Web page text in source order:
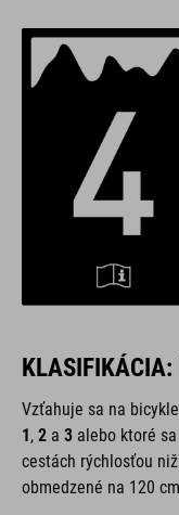
KLASIFIKÁCIA:
Vzťahuje sa na bicykle
1, 2 a 3 alebo ktoré
cestách rýchlosťou
obmedzené na 120